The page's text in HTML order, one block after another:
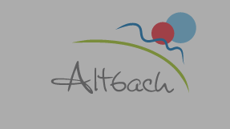
Zum Hauptinhalt springen